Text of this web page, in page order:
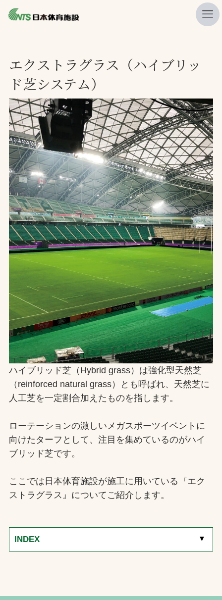
ニュース
プレスリリース
レポート
製品・サービス一覧
施工・管理実績一覧
会社概要
採用情報
検索
お問合せ
お取引先の皆様へ
プライバシーポリシー
ソーシャルメディアポリシー
Instagram
Facebook
YouTube
文字の見えづらさや操作にお困りの方へ
エクストラグラス（ハイブリッ
ド芝システム）
ハイブリッド芝（Hybrid grass）は強化型天然芝
（reinforced natural grass）とも呼ばれ、天然芝に
人工芝を一定割合加えたものを指します。
ローテーションの激しいメガスポーツイベントに
向けたターフとして、注目を集めているのがハイ
ブリッド芝です。
ここでは日本体育施設が施工に用いている『エク
ストラグラス』についてご紹介します。
INDEX ▼